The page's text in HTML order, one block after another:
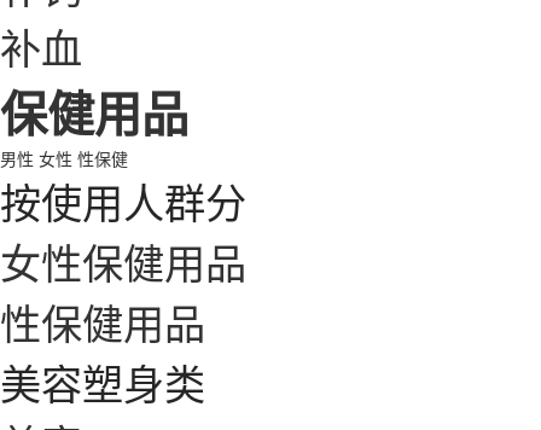
补血
保健用品
男性 女性 性保健
按使用人群分
女性保健用品
性保健用品
美容塑身类